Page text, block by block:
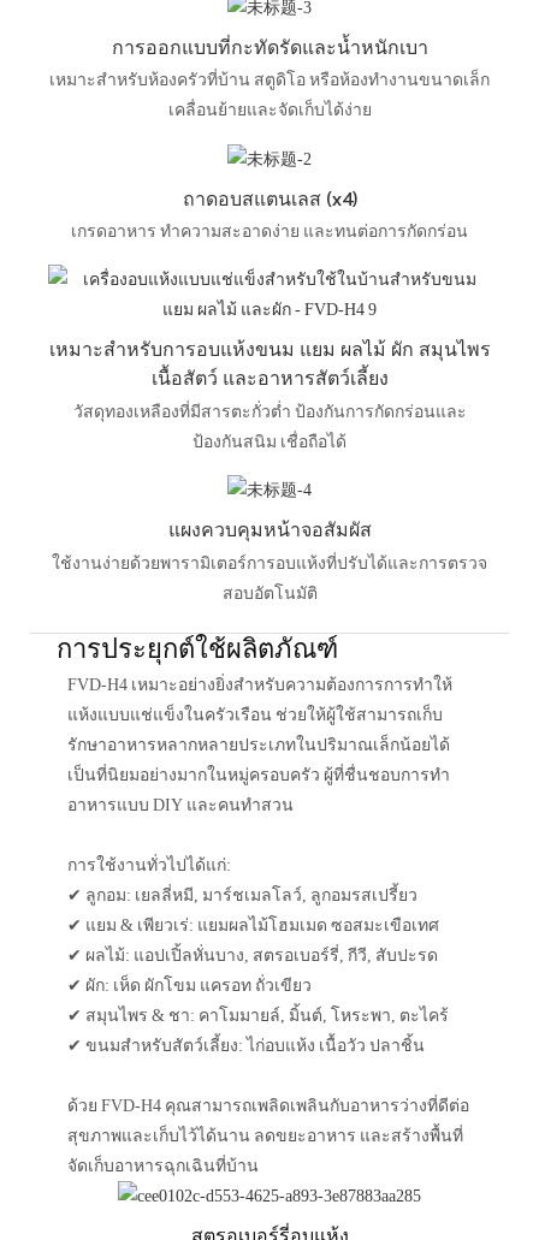
การออกแบบที่กะทัดรัดและน้ำหนักเบา
เหมาะสำหรับห้องครัวที่บ้าน สตูดิโอ หรือห้องทำงานขนาดเล็ก
เคลื่อนย้ายและจัดเก็บได้ง่าย
ถาดอบสแตนเลส (x4)
เกรดอาหาร ทำความสะอาดง่าย และทนต่อการกัดกร่อน
เหมาะสำหรับการอบแห้งขนม แยม ผลไม้ ผัก สมุนไพร
เนื้อสัตว์ และอาหารสัตว์เลี้ยง
วัสดุทองเหลืองที่มีสารตะกั่วต่ำ ป้องกันการกัดกร่อนและ
ป้องกันสนิม เชื่อถือได้
แผงควบคุมหน้าจอสัมผัส
ใช้งานง่ายด้วยพารามิเตอร์การอบแห้งที่ปรับได้และการตรวจ
สอบอัตโนมัติ
การประยุกต์ใช้ผลิตภัณฑ์
FVD-H4 เหมาะอย่างยิ่งสำหรับความต้องการการทำให้
แห้งแบบแช่แข็งในครัวเรือน ช่วยให้ผู้ใช้สามารถเก็บ
รักษาอาหารหลากหลายประเภทในปริมาณเล็กน้อยได้
เป็นที่นิยมอย่างมากในหมู่ครอบครัว ผู้ที่ชื่นชอบการทำ
อาหารแบบ DIY และคนทำสวน
การใช้งานทั่วไปได้แก่:
✔ ลูกอม: เยลลี่หมี, มาร์ชเมลโลว์, ลูกอมรสเปรี้ยว
✔ แยม & เพียวเร่: แยมผลไม้โฮมเมด ซอสมะเขือเทศ
✔ ผลไม้: แอปเปิ้ลหั่นบาง, สตรอเบอร์รี่, กีวี, สับปะรด
✔ ผัก: เห็ด ผักโขม แครอท ถั่วเขียว
✔ สมุนไพร & ชา: คาโมมายล์, มิ้นต์, โหระพา, ตะไคร้
✔ ขนมสำหรับสัตว์เลี้ยง: ไก่อบแห้ง เนื้อวัว ปลาชิ้น
ด้วย FVD-H4 คุณสามารถเพลิดเพลินกับอาหารว่างที่ดีต่อ
สุขภาพและเก็บไว้ได้นาน ลดขยะอาหาร และสร้างพื้นที่
จัดเก็บอาหารฉุกเฉินที่บ้าน